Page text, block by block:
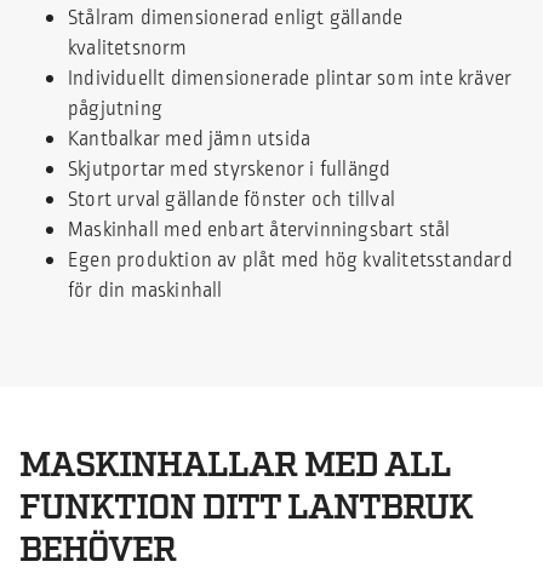
Stålram dimensionerad enligt gällande
kvalitetsnorm
Individuellt dimensionerade plintar som inte kräver
pågjutning
Kantbalkar med jämn utsida
Skjutportar med styrskenor i fullängd
Stort urval gällande fönster och tillval
Maskinhall med enbart återvinningsbart stål
Egen produktion av plåt med hög kvalitetsstandard
för din maskinhall
MASKINHALLAR MED ALL
FUNKTION DITT LANTBRUK
BEHÖVER